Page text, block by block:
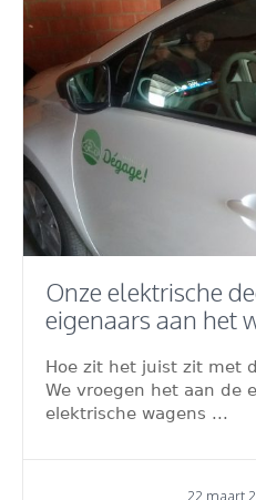
Onze elektrische
eigenaars aan het
Hoe zit het juist zit met
We vroegen het aan de
elektrische wagens ...
22 maart